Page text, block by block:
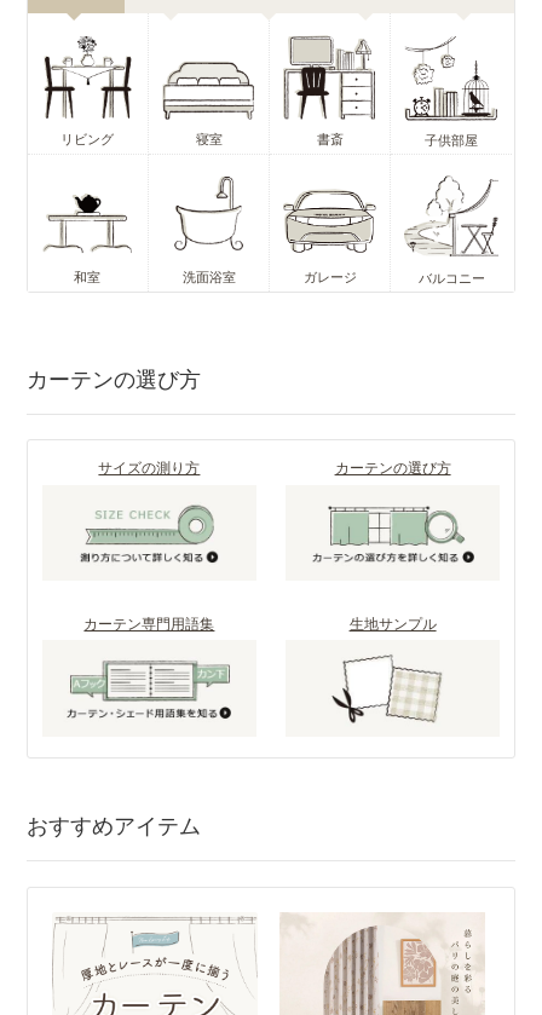
リビング 寝室 書斎 子供部屋
和室 洗面浴室 ガレージ バルコニー
カーテンの選び方
サイズの測り方 カーテンの選び方
カーテン専門用語集 生地サンプル
おすすめアイテム